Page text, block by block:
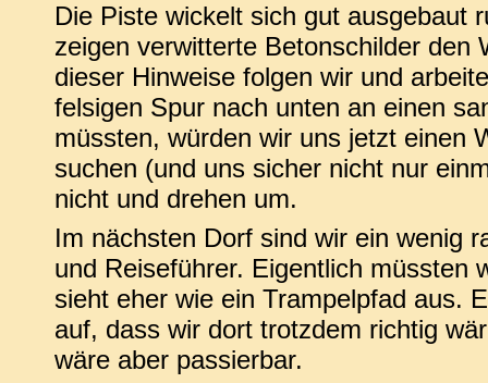
Die Piste wickelt sich gut ausgebaut
zeigen verwitterte Betonschilder den
dieser Hinweise folgen wir und
felsigen Spur nach unten an einen
müssten, würden wir uns jetzt einen
suchen (und uns sicher nicht nur
nicht und drehen um.
Im nächsten Dorf sind wir ein wenig
und Reiseführer. Eigentlich müssten
sieht eher wie ein Trampelpfad aus.
auf, dass wir dort trotzdem richtig
wäre aber passierbar.